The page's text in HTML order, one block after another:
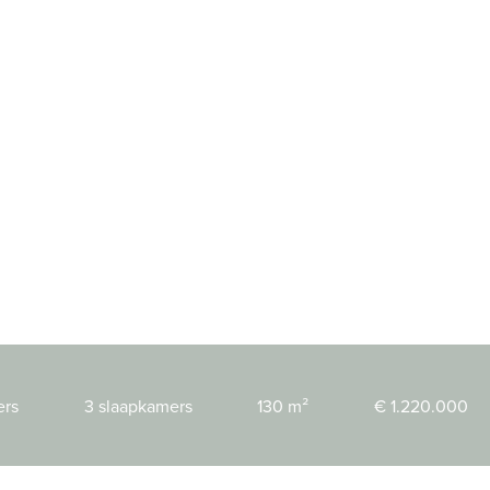
3 slaapkamers 130 m² € 1.220.000